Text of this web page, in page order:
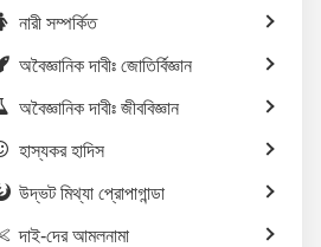
নারী সম্পর্কিত
অবৈজ্ঞানিক দাবীঃ জোতির্বিজ্ঞান
অবৈজ্ঞানিক দাবীঃ জীববিজ্ঞান
হাস্যকর হাদিস
উদ্ভট মিথ্যা প্রোপাগান্ডা
দাই-দের আমলনামা